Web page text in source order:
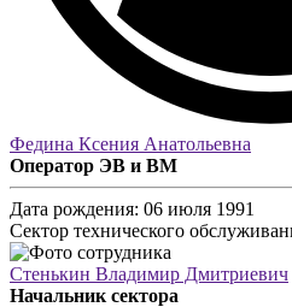
Федина Ксения Анатольевна
Оператор ЭВ и ВМ
Дата рождения: 06 июля 1991
Сектор технического
Стенькин Владимир Дмитриевич
Начальник сектора